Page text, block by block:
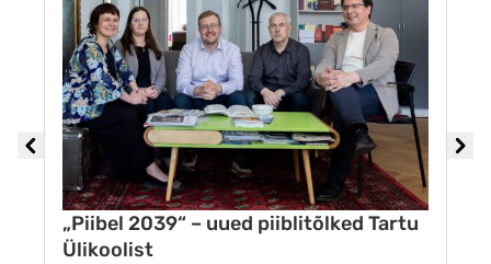
„Piibel 2039“ – uued piiblitõlked Tartu
Ülikoolist